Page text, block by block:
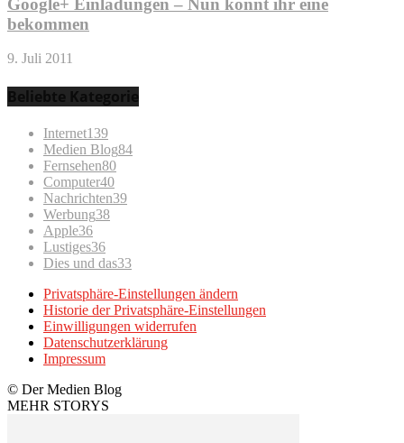
bekommen
9. Juli 2011
Beliebte Kategorie
Internet139
Medien Blog84
Fernsehen80
Computer40
Nachrichten39
Werbung38
Apple36
Lustiges36
Dies und das33
Privatsphäre-Einstellungen ändern
Historie der Privatsphäre-Einstellungen
Einwilligungen widerrufen
Datenschutzerklärung
Impressum
© Der Medien Blog
MEHR STORYS